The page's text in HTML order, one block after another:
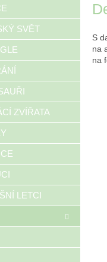
SVĚT
ZVÍŘATA
LETCI
S
na
na